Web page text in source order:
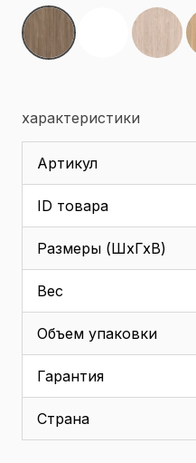
характеристики
Артикул
ID товара
Размеры (ШхГхВ)
Вес
Объем упаковки
Гарантия
Страна